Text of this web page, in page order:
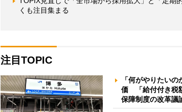
くも注目集まる
注目TOPIC
「何がやりたい
価 「給付付き税
保障制度の改革議